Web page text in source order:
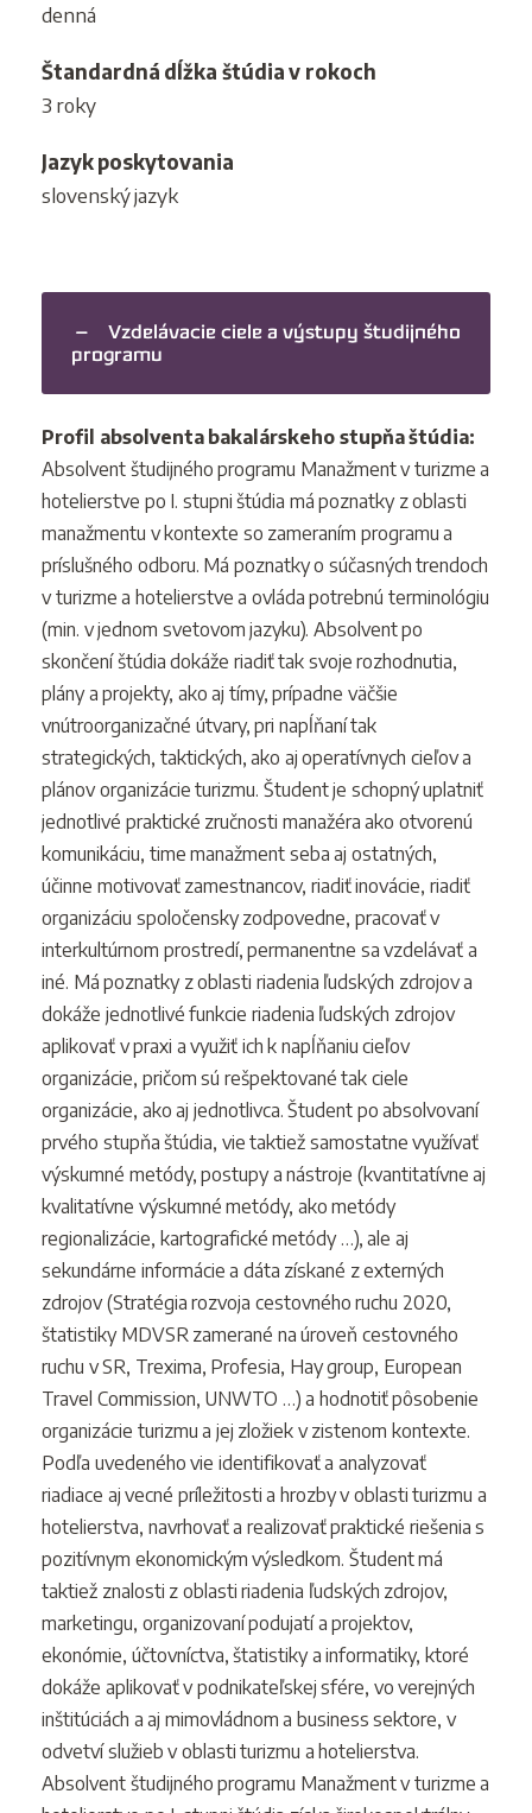
denná
Štandardná dĺžka štúdia v rokoch
3 roky
Jazyk poskytovania
slovenský jazyk
Vzdelávacie ciele a výstupy študijného
programu
Profil absolventa bakalárskeho stupňa štúdia:
Absolvent študijného programu Manažment v turizme a
hotelierstve po I. stupni štúdia má poznatky z oblasti
manažmentu v kontexte so zameraním programu a
príslušného odboru. Má poznatky o súčasných trendoch
v turizme a hotelierstve a ovláda potrebnú terminológiu
(min. v jednom svetovom jazyku). Absolvent po
skončení štúdia dokáže riadiť tak svoje rozhodnutia,
plány a projekty, ako aj tímy, prípadne väčšie
vnútroorganizačné útvary, pri napĺňaní tak
strategických, taktických, ako aj operatívnych cieľov a
plánov organizácie turizmu. Študent je schopný uplatniť
jednotlivé praktické zručnosti manažéra ako otvorenú
komunikáciu, time manažment seba aj ostatných,
účinne motivovať zamestnancov, riadiť inovácie, riadiť
organizáciu spoločensky zodpovedne, pracovať v
interkultúrnom prostredí, permanentne sa vzdelávať a
iné. Má poznatky z oblasti riadenia ľudských zdrojov a
dokáže jednotlivé funkcie riadenia ľudských zdrojov
aplikovať v praxi a využiť ich k napĺňaniu cieľov
organizácie, pričom sú rešpektované tak ciele
organizácie, ako aj jednotlivca. Študent po absolvovaní
prvého stupňa štúdia, vie taktiež samostatne využívať
výskumné metódy, postupy a nástroje (kvantitatívne aj
kvalitatívne výskumné metódy, ako metódy
regionalizácie, kartografické metódy …), ale aj
sekundárne informácie a dáta získané z externých
zdrojov (Stratégia rozvoja cestovného ruchu 2020,
štatistiky MDVSR zamerané na úroveň cestovného
ruchu v SR, Trexima, Profesia, Hay group, European
Travel Commission, UNWTO …) a hodnotiť pôsobenie
organizácie turizmu a jej zložiek v zistenom kontexte.
Podľa uvedeného vie identifikovať a analyzovať
riadiace aj vecné príležitosti a hrozby v oblasti turizmu a
hotelierstva, navrhovať a realizovať praktické riešenia s
pozitívnym ekonomickým výsledkom. Študent má
taktiež znalosti z oblasti riadenia ľudských zdrojov,
marketingu, organizovaní podujatí a projektov,
ekonómie, účtovníctva, štatistiky a informatiky, ktoré
dokáže aplikovať v podnikateľskej sfére, vo verejných
inštitúciách a aj mimovládnom a business sektore, v
odvetví služieb v oblasti turizmu a hotelierstva.
Absolvent študijného programu Manažment v turizme a